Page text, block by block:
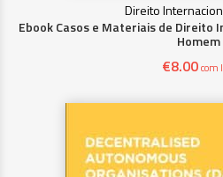
Direito
Ebook Casos e Materiais de Direito
Homem
€8.00 com